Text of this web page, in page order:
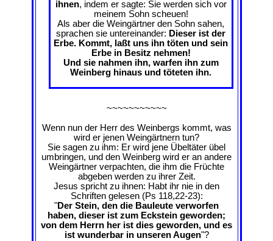
ihnen, indem er sagte: Sie werden sich vor
meinem Sohn scheuen!
Als aber die Weingärtner den Sohn sahen,
sprachen sie untereinander: Dieser ist der
Erbe. Kommt, laßt uns ihn töten und sein
Erbe in Besitz nehmen!
Und sie nahmen ihn, warfen ihn zum
Weinberg hinaus und töteten ihn.
~~~~~~~~~~~
Wenn nun der Herr des Weinbergs kommt, was
wird er jenen Weingärtnern tun?
Sie sagen zu ihm: Er wird jene Übeltäter übel
umbringen, und den Weinberg wird er an andere
Weingärtner verpachten, die ihm die Früchte
abgeben werden zu ihrer Zeit.
Jesus spricht zu ihnen: Habt ihr nie in den
Schriften gelesen (Ps 118,22-23):
"Der Stein, den die Bauleute verworfen
haben, dieser ist zum Eckstein geworden;
von dem Herrn her ist dies geworden, und es
ist wunderbar in unseren Augen"?